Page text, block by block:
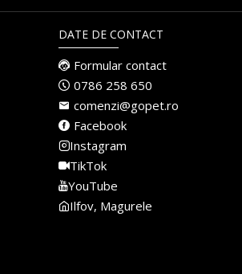
DATE DE CONTACT
Formular contact
0786 258 650
comenzi@gopet.ro
Facebook
Instagram
TikTok
YouTube
Ilfov, Magurele